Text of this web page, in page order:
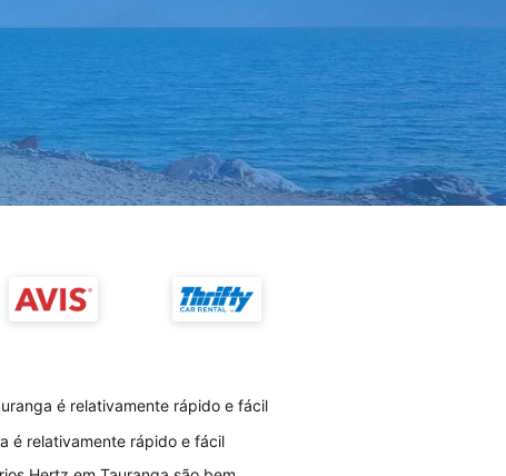
é relativamente rápido e fácil
é relativamente rápido e fácil